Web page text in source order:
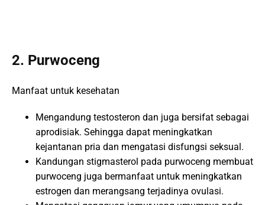
2. Purwoceng
Manfaat untuk kesehatan
Mengandung testosteron dan juga bersifat sebagai
aprodisiak. Sehingga dapat meningkatkan
kejantanan pria dan mengatasi disfungsi seksual.
Kandungan stigmasterol pada purwoceng membuat
purwoceng juga bermanfaat untuk meningkatkan
estrogen dan merangsang terjadinya ovulasi.